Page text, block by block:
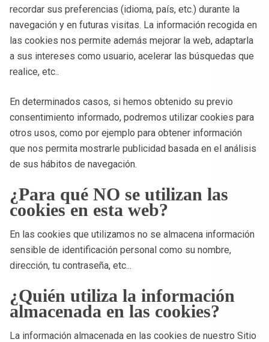
recordar sus preferencias (idioma, país, etc.) durante la
navegación y en futuras visitas. La información recogida en
las cookies nos permite además mejorar la web, adaptarla
a sus intereses como usuario, acelerar las búsquedas que
realice, etc..
En determinados casos, si hemos obtenido su previo
consentimiento informado, podremos utilizar cookies para
otros usos, como por ejemplo para obtener información
que nos permita mostrarle publicidad basada en el análisis
de sus hábitos de navegación.
¿Para qué NO se utilizan las
cookies en esta web?
En las cookies que utilizamos no se almacena información
sensible de identificación personal como su nombre,
dirección, tu contraseña, etc...
¿Quién utiliza la información
almacenada en las cookies?
La información almacenada en las cookies de nuestro Sitio